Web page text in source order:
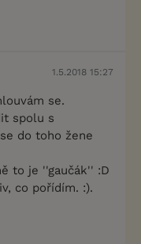
1.5.2018 15:27
se.
spolu s
do toho žene
to je ''gaučák'' :D
co pořídím. :).